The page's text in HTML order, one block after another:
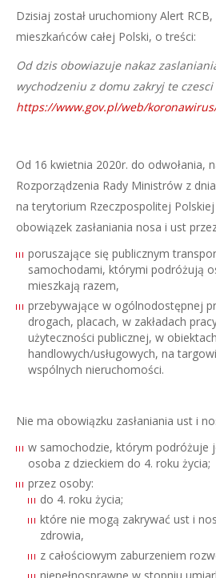
Dzisiaj został uruchomiony Alert
mieszkańców całej Polski, o treści:
Od dzis obowiazuje nakaz
wychodzeniu z domu zakryj te
https://www.gov.pl/web/
Od 16 kwietnia 2020r. do odwołania,
Rozporządzenia Rady Ministrów z
na terytorium Rzeczpospolitej
obowiązek zasłaniania nosa i ust
poruszające się publicznym
samochodami, którymi podróżują
mieszkają razem,
przebywające w ogólnodostępnej
drogach, placach, w zakładach
użyteczności publicznej, w
handlowych/usługowych, na
wspólnych nieruchomości.
Nie ma obowiązku zasłaniania ust i
w samochodzie, którym podróżuje
osoba z dzieckiem do 4. roku życia;
przez osoby:
do 4. roku życia;
które nie mogą zakrywać ust i
zdrowia,
z całościowym zaburzeniem